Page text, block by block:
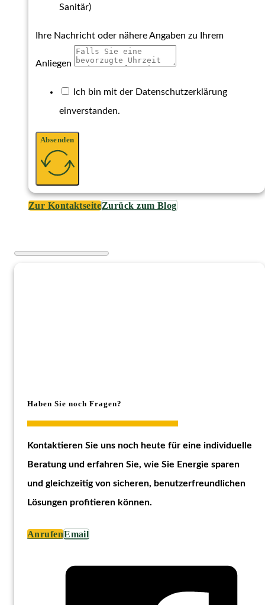
Haben Sie noch Fragen?
Kontaktieren Sie uns noch heute für eine individuelle
Beratung und erfahren Sie, wie Sie Energie sparen
und gleichzeitig von sicheren, benutzerfreundlichen
Lösungen profitieren können.
AnrufenEmail
Sanitär)
Ihre Nachricht oder nähere Angaben zu Ihrem
Anliegen
Ich bin mit der Datenschutzerklärung
einverstanden.
Absenden
Zur KontaktseiteZurück zum Blog